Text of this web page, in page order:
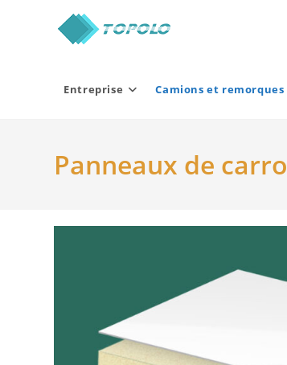
Entreprise Camions et remorques
Panneaux de